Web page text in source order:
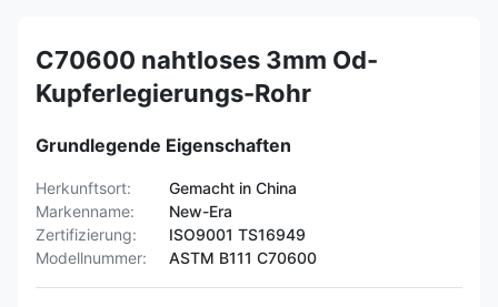
C70600 nahtloses 3mm Od-
Kupferlegierungs-Rohr
Grundlegende Eigenschaften
Herkunftsort:
Gemacht in China
Markenname:
New-Era
Zertifizierung:
ISO9001 TS16949
Modellnummer:
ASTM B111 C70600